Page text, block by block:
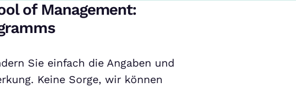
of Management:
Sie einfach die Angaben und
Keine Sorge, wir können